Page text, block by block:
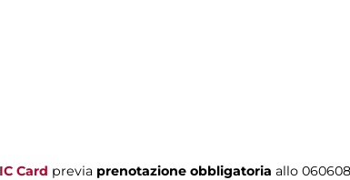
Card previa prenotazione obbligatoria allo 060608